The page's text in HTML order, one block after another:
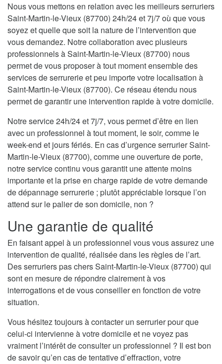
Nous vous mettons en relation avec les meilleurs serruriers
Saint-Martin-le-Vieux (87700) 24h/24 et 7j/7 où que vous
soyez et quelle que soit la nature de l’intervention que
vous demandez. Notre collaboration avec plusieurs
professionnels à Saint-Martin-le-Vieux (87700) nous
permet de vous proposer à tout moment ensemble des
services de serrurerie et peu importe votre localisation à
Saint-Martin-le-Vieux (87700). Ce réseau étendu nous
permet de garantir une intervention rapide à votre domicile.
Notre service 24h/24 et 7j/7, vous permet d’être en lien
avec un professionnel à tout moment, le soir, comme le
week-end et jours fériés. En cas d’urgence serrurier Saint-
Martin-le-Vieux (87700), comme une ouverture de porte,
notre service continu vous garantit une attente moins
importante et la prise en charge rapide de votre demande
de dépannage serrurerie ; plutôt appréciable lorsque l’on
attend sur le palier de son domicile, non ?
Une garantie de qualité
En faisant appel à un professionnel vous vous assurez une
intervention de qualité, réalisée dans les règles de l’art.
Des serruriers pas chers Saint-Martin-le-Vieux (87700) qui
sont en mesure de répondre clairement à vos
interrogations et de vous conseiller en fonction de votre
situation.
Vous hésitez toujours à contacter un serrurier pour que
celui-ci intervienne à votre domicile et ne voyez pas
vraiment l’intérêt de consulter un professionnel ? Il est bon
de savoir qu’en cas de tentative d’effraction, votre